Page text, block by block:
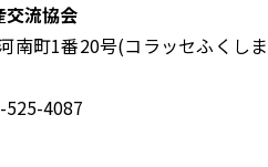
交流協会
南町1番20号(コラッセふくしま
525-4087